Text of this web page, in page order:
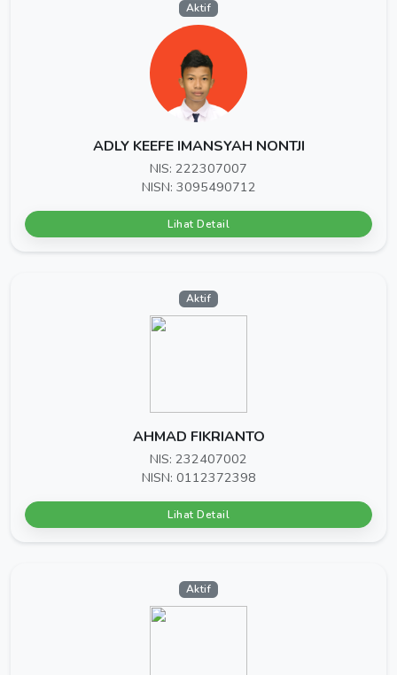
Aktif
ADLY KEEFE IMANSYAH NONTJI
NIS: 222307007
NISN: 3095490712
Lihat Detail
Aktif
AHMAD FIKRIANTO
NIS: 232407002
NISN: 0112372398
Lihat Detail
Aktif